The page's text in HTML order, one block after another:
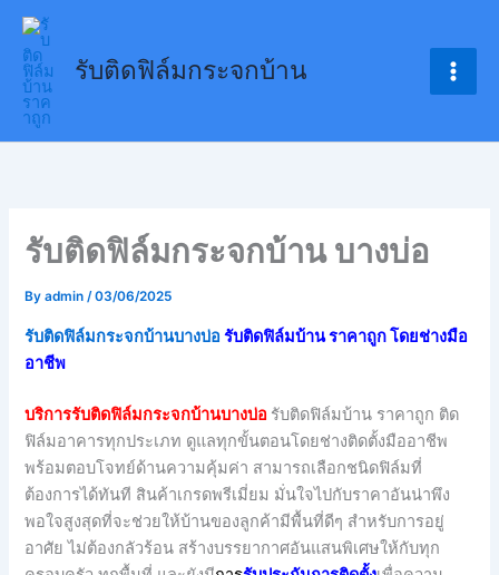
Skip
content
รับติดฟิล์มกระจกบ้าน
รับติดฟิล์มกระจกบ้าน บางบ่อ
Byadmin/03/06/2025
รับติดฟิล์มกระจกบ้านบางบ่อ รับติดฟิล์มบ้าน ราคาถูก โดยช่างมือ
อาชีพ
บริการรับติดฟิล์มกระจกบ้านบางบ่อ รับติดฟิล์มบ้าน ราคาถูก ติด
ฟิล์มอาคารทุกประเภท ดูแลทุกขั้นตอนโดยช่างติดตั้งมืออาชีพ
พร้อมตอบโจทย์ด้านความคุ้มค่า สามารถเลือกชนิดฟิล์มที่
ต้องการได้ทันที สินค้าเกรดพรีเมี่ยม มั่นใจไปกับราคาอันน่าพึง
พอใจสูงสุดที่จะช่วยให้บ้านของลูกค้ามีพื้นที่ดีๆ สำหรับการอยู่
อาศัย ไม่ต้องกลัวร้อน สร้างบรรยากาศอันแสนพิเศษให้กับทุก